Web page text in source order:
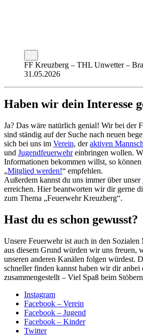
FF Kreuzberg – THL Unwetter –
31.05.2026
Haben wir dein Interesse
Ja? Das wäre natürlich genial! Wir bei der
sind ständig auf der Suche nach neuen
sich bei uns im Verein, deraktiven
und Jugendfeuerwehreinbringen wollen.
Informationen bekommen willst, so
„Mitglied werden!“ empfehlen.
Außerdem kannst du uns immer über unser
erreichen. Hier beantworten wir dir gerne
zum Thema „Feuerwehr Kreuzberg“.
Hast du es schon gewusst?
Unsere Feuerwehr ist auch in den
aus diesem Grund würden wir uns freuen,
unseren anderen Kanälen folgen würdest.
schneller finden kannst haben wir dir anbei
zusammengestellt – Viel Spaß beim
Instagram
Facebook – Verein
Facebook – Jugend
Facebook – Kinder
Twitter